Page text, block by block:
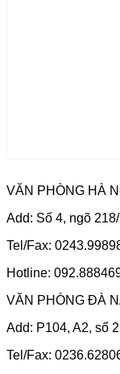
VĂN PHÒNG HÀ
Add: Số 4, ngõ
Tel/Fax:
Hotline:
VĂN PHÒNG ĐÀ
Add: P104, A2, số
Tel/Fax: